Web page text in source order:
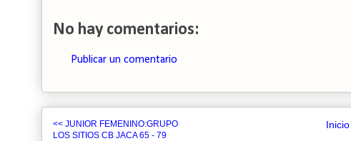
No hay comentarios:
Publicar un comentario
<< JUNIOR FEMENINO:GRUPO
LOS SITIOS CB JACA 65 - 79
Inicio